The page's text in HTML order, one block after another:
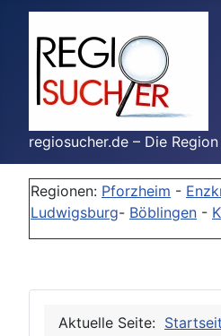
regiosucher.de – Die
Regionen: Pforzheim -
Ludwigsburg- Böblingen -
Aktuelle Seite: